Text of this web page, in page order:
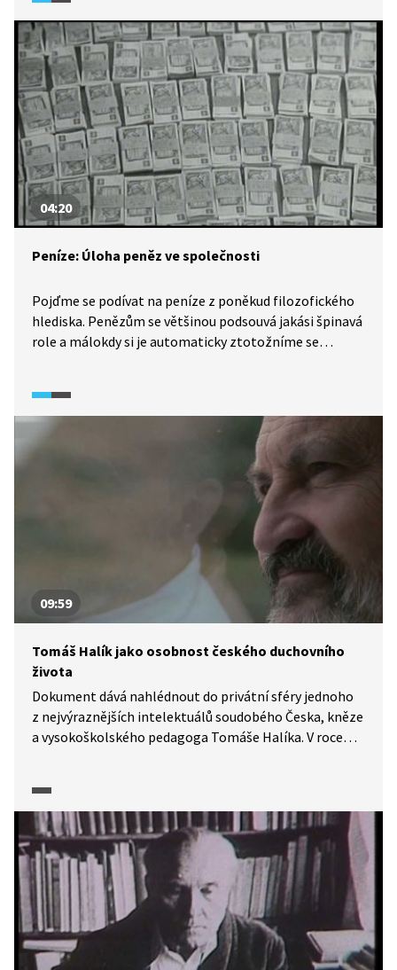
také pozitivní vztah Norů k filosofii a jejímu učení.
V závěru se vyjadřuje k příběhům, které lidstvo
od nepaměti doprovázejí, k filosofickým otázkám, jež
kladou zejména děti, a ke zvolenému názvu knihy.
04:20
Peníze: Úloha peněz ve společnosti
Pojďme se podívat na peníze z poněkud filozofického
hlediska. Penězům se většinou podsouvá jakási špinavá
role a málokdy si je automaticky ztotožníme se
funkce coby platidla slouží peníze v moderní
společnosti také jako prostředek k prosazování
a distribuci moci. Majetnější se rovná mocnější. Jenže
to vede k hrozným věcem. Ale aby společnost mohla
zdravě fungovat, musí vždy zůstat něco, co za peníze
koupit nelze. To je základem moderního státu
a zároveň jádrem problému korupce.
09:59
Tomáš Halík jako osobnost českého duchovního
života
Dokument dává nahlédnout do privátní sféry jednoho
z nejvýraznějších intelektuálů soudobého Česka, kněze
a vysokoškolského pedagoga Tomáše Halíka. V roce
a cítění a prostřednictvím této významné osobnosti
budeme hledat pravdu a smysl života i v nelehkých
dobách naší historie.